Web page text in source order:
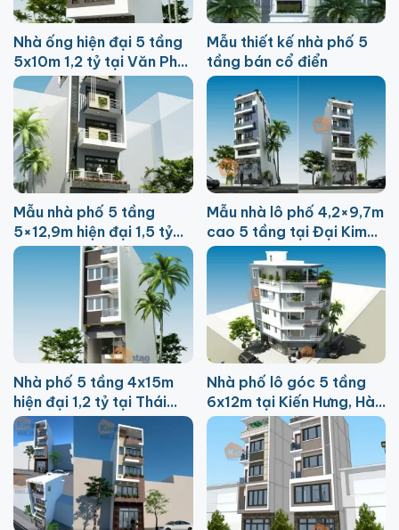
Nhà ống hiện đại 5 tầng
5x10m 1,2 tỷ tại Văn Phú
HN
Mẫu thiết kế nhà phố 5
tầng bán cổ điển
Mẫu nhà phố 5 tầng
5×12,9m hiện đại 1,5 tỷ
tại Từ Liêm
Mẫu nhà lô phố 4,2×9,7m
cao 5 tầng tại Đại Kim
HN
Nhà phố 5 tầng 4x15m
hiện đại 1,2 tỷ tại Thái
Bình
Nhà phố lô góc 5 tầng
6x12m tại Kiến Hưng, Hà
Đông